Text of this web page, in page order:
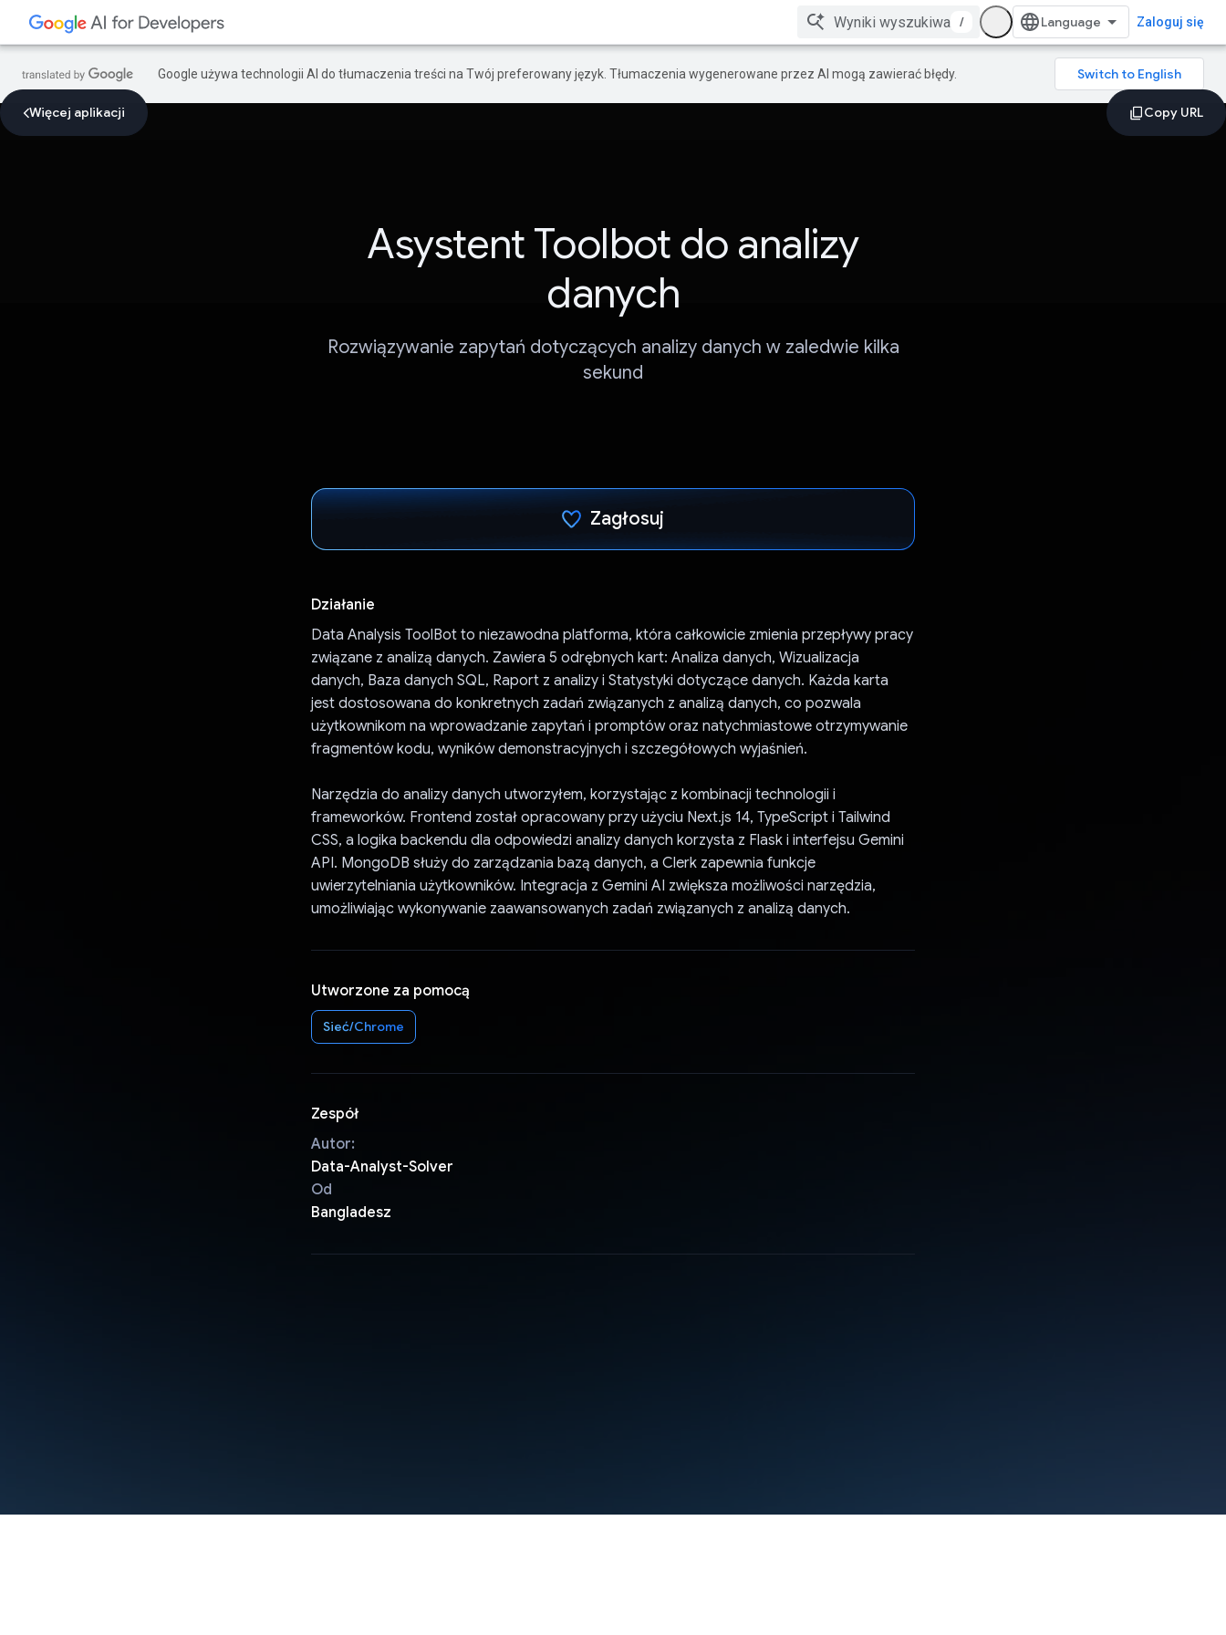
/ Zaloguj się
Google używa technologii AI do tłumaczenia treści na Twój preferowany język. Tłumaczenia wygenerowane przez AI mogą zawierać błędy.
Więcej aplikacji
Asystent Toolbot do analizy
danych
Rozwiązywanie zapytań dotyczących analizy danych w zaledwie kilka
sekund
Zagłosuj
Działanie
Data Analysis ToolBot to niezawodna platforma, która całkowicie zmienia przepływy pracy
związane z analizą danych. Zawiera 5 odrębnych kart: Analiza danych, Wizualizacja
danych, Baza danych SQL, Raport z analizy i Statystyki dotyczące danych. Każda karta
jest dostosowana do konkretnych zadań związanych z analizą danych, co pozwala
użytkownikom na wprowadzanie zapytań i promptów oraz natychmiastowe otrzymywanie
fragmentów kodu, wyników demonstracyjnych i szczegółowych wyjaśnień.
Narzędzia do analizy danych utworzyłem, korzystając z kombinacji technologii i
frameworków. Frontend został opracowany przy użyciu Next.js 14, TypeScript i Tailwind
CSS, a logika backendu dla odpowiedzi analizy danych korzysta z Flask i interfejsu Gemini
API. MongoDB służy do zarządzania bazą danych, a Clerk zapewnia funkcje
uwierzytelniania użytkowników. Integracja z Gemini AI zwiększa możliwości narzędzia,
umożliwiając wykonywanie zaawansowanych zadań związanych z analizą danych.
Utworzone za pomocą
Sieć/Chrome
Zespół
Autor:
Data-Analyst-Solver
Od
Bangladesz